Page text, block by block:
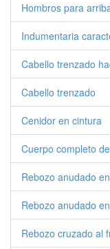
Hombros para
Indumentaria
Cabello trenzado
Cabello trenzado
Cenidor en cintura
Cuerpo completo
Rebozo anudado
Rebozo anudado
Rebozo cruzado al